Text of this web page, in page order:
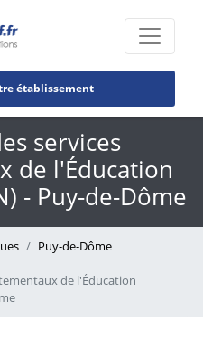
établissement
services
de l'Éducation
- Puy-de-Dôme
Puy-de-Dôme
de l'Éducation